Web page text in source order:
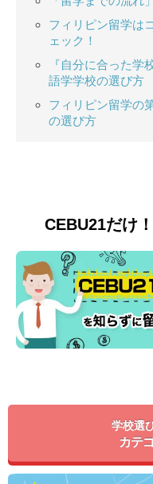
フィリピン留学は
ェック！
『自分に合った学
語学学校の選び方
フィリピン留学の
の選び方
CEBU21だけ
学校選
カテ